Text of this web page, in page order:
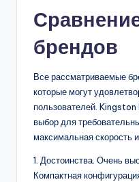
брендов
Все рассматриваемые
которые могут
пользователей.
выбор для
максимальная скорость
1. Достоинства. Очень
Компактная